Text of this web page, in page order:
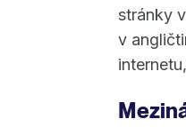
stránky
v